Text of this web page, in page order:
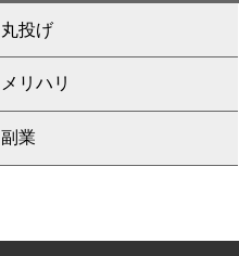
丸投げ
メリハリ
副業